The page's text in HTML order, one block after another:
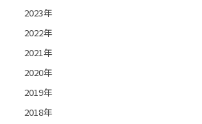
2023年
2022年
2021年
2020年
2019年
2018年